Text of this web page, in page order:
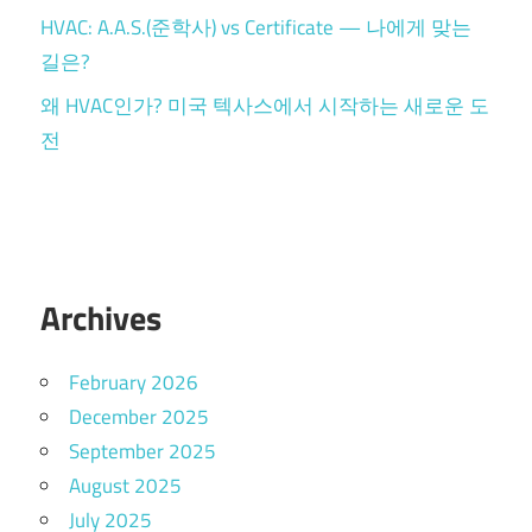
HVAC: A.A.S.(준학사) vs Certificate — 나에게 맞는
길은?
왜 HVAC인가? 미국 텍사스에서 시작하는 새로운 도
전
Archives
February 2026
December 2025
September 2025
August 2025
July 2025